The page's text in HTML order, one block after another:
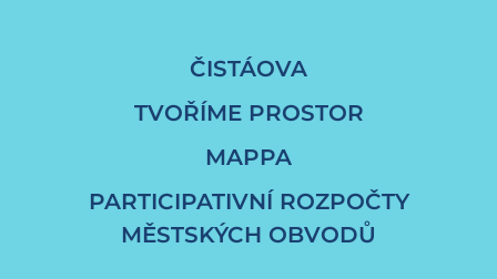
ČISTÁOVA
TVOŘÍME PROSTOR
MAPPA
PARTICIPATIVNÍ ROZPOČTY
MĚSTSKÝCH OBVODŮ